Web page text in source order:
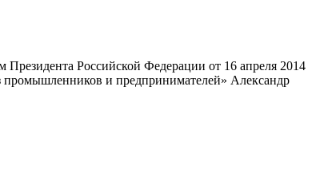
Российской Федерации от 16 апреля 2014
промышленников и предпринимателей» Александр